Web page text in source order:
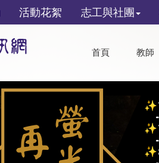
活動花絮 志工與社團
首頁 教師